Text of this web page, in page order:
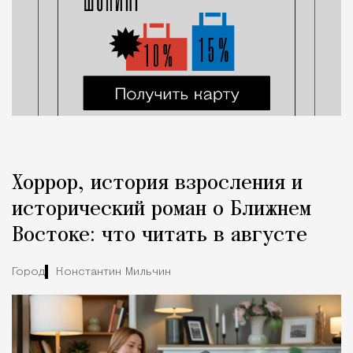
Хоррор, история взросления и
исторический роман о Ближнем
Востоке: что читать в августе
Город Константин Мильчин